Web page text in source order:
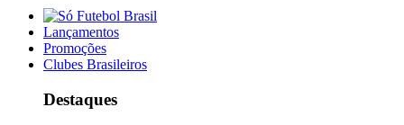
Lançamentos
Promoções
Clubes Brasileiros
Destaques